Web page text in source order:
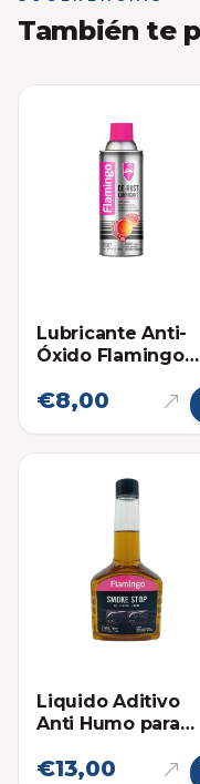
También te
Lubricante Anti-
Óxido Flamingo
€8,00
Liquido Aditivo
Anti Humo para
€13,00